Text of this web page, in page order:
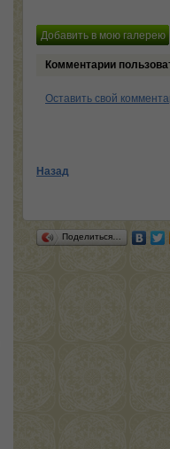
Комментарии
Оставить свой
Назад
Поделиться…